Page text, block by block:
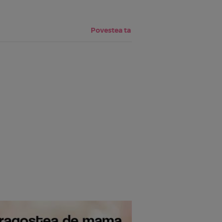
Povestea ta